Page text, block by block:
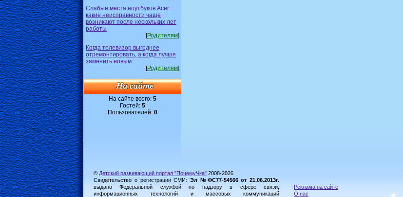
Слабые места ноутбуков Acer:
какие неисправности чаще
возникают после нескольких лет
работы
[Родителям]
Когда телевизор выгоднее
отремонтировать, а когда лучше
заменить новым
[Родителям]
На сайте всего: 5
Гостей: 5
Пользователей: 0
© Детский развивающий портал "ПочемуЧка" 2008-2026
Свидетельство о регистрации СМИ: Эл №ФС77-54566 от 21.06.2013г.
выдано Федеральной службой по надзору в сфере связи,
информационных технологий и массовых коммуникаций
Реклама на сайте
О нас